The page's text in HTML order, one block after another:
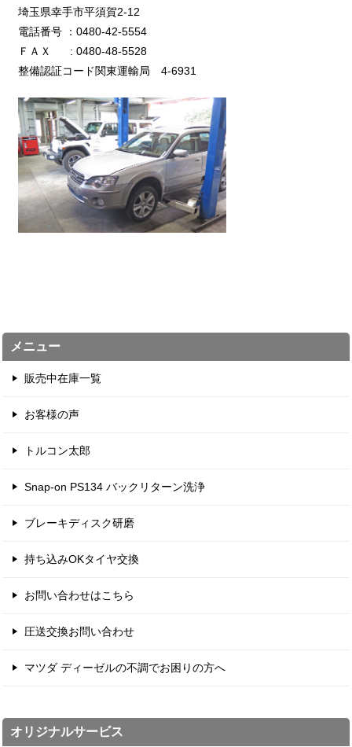
埼玉県幸手市平須賀2-12
電話番号 ：0480-42-5554
ＦＡＸ : 0480-48-5528
整備認証コード関東運輸局 4-6931
メニュー
販売中在庫一覧
お客様の声
トルコン太郎
Snap-on PS134 バックリターン洗浄
ブレーキディスク研磨
持ち込みOKタイヤ交換
お問い合わせはこちら
圧送交換お問い合わせ
マツダ ディーゼルの不調でお困りの方へ
オリジナルサービス